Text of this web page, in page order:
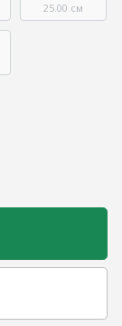
25.00 см